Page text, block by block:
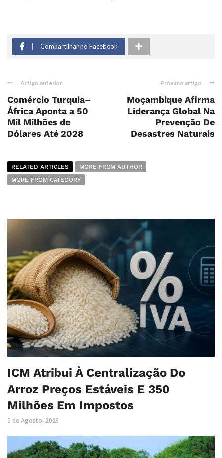
Compartilhar no Facebook
Artigo anterior
Comércio Turquia–
África Aponta a 50
Mil Milhões de
Dólares Até 2028
Próximo artigo
Moçambique Afirma
Liderança Global Na
Prevenção De
Desastres Naturais
RELATED ARTICLES
MORE FROM AUTHOR
MORE FROM CATEGORY
ICM Atribui À Centralização Do
Arroz Preços Estáveis E 350
Milhões Em Impostos
5 de Agosto, 2026